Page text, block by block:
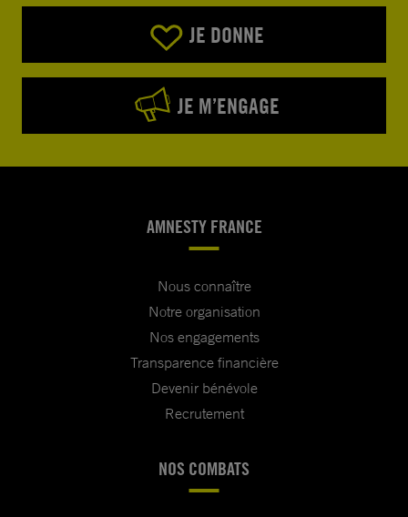
JE DONNE
JE M’ENGAGE
AMNESTY FRANCE
Nous connaître
Notre organisation
Nos engagements
Transparence financière
Devenir bénévole
Recrutement
NOS COMBATS